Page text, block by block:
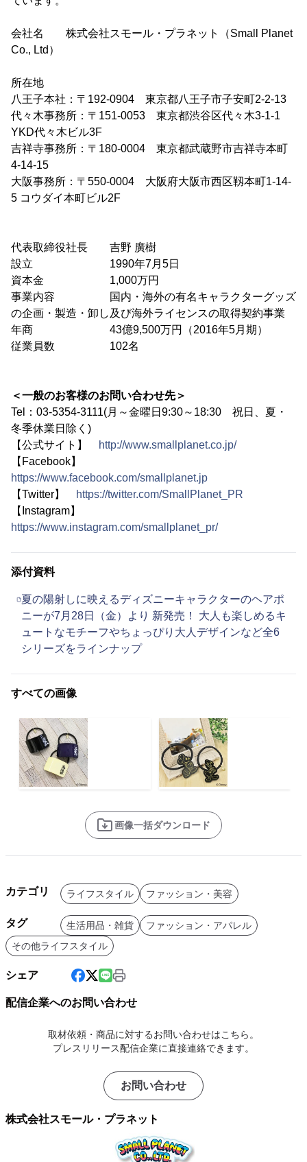
会社名 株式会社スモール・プラネット（Small Planet
Co., Ltd）
所在地
八王子本社：〒192-0904 東京都八王子市子安町2-2-13
代々木事務所：〒151-0053 東京都渋谷区代々木3-1-1
YKD代々木ビル3F
吉祥寺事務所：〒180-0004 東京都武蔵野市吉祥寺本町
4-14-15
大阪事務所：〒550-0004 大阪府大阪市西区靱本町1-14-
5 コウダイ本町ビル2F
代表取締役社長 吉野 廣樹
設立 1990年7月5日
資本金 1,000万円
事業内容 国内・海外の有名キャラクターグッズ
の企画・製造・卸し及び海外ライセンスの取得契約事業
年商 43億9,500万円（2016年5月期）
従業員数 102名
＜一般のお客様のお問い合わせ先＞
Tel：03-5354-3111(月～金曜日9:30～18:30 祝日、夏・
冬季休業日除く)
【公式サイト】
http://www.smallplanet.co.jp/
【Facebook】
https://www.facebook.com/smallplanet.jp
【Twitter】
https://twitter.com/SmallPlanet_PR
【Instagram】
https://www.instagram.com/smallplanet_pr/
添付資料
夏の陽射しに映えるディズニーキャラクターのヘアポ
ニーが7月28日（金）より 新発売！ 大人も楽しめるキ
ュートなモチーフやちょっぴり大人デザインなど全6
シリーズをラインナップ
すべての画像
画像一括ダウンロード
カテゴリ ライフスタイル ファッション・美容
タグ 生活用品・雑貨
ファッション・アパレル
その他ライフスタイル
シェア
配信企業へのお問い合わせ
取材依頼・商品に対するお問い合わせはこちら。
プレスリリース配信企業に直接連絡できます。
お問い合わせ
株式会社スモール・プラネット